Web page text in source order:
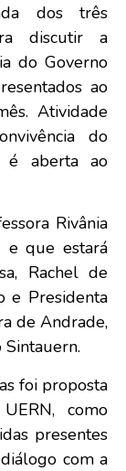
dos três
discutir a
do Governo
ao
Atividade
do
é aberta ao
Rivânia
e que estará
Rachel de
e Presidenta
de Andrade,
foi proposta
como
presentes
com a